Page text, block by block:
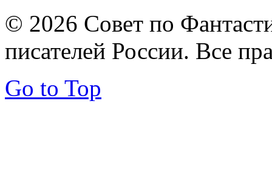
© 2026 Совет по
писателей России. Все
Go to Top